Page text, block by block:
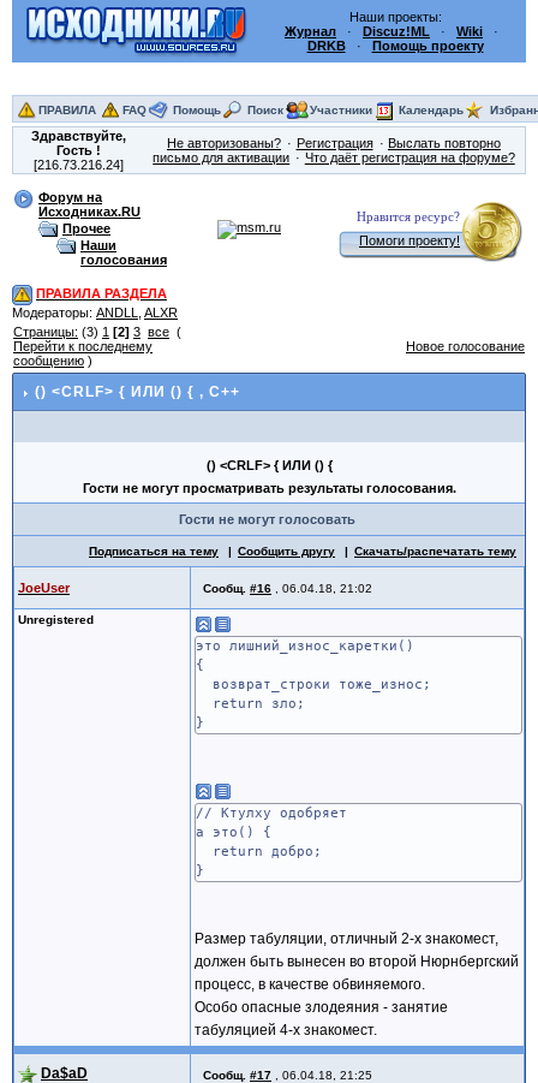
Наши проекты:
Журнал · Discuz!ML · Wiki ·
DRKB· Помощь проекту
ПРАВИЛА FAQ Помощь Поиск Участники Календарь
Здравствуйте,
Гость!
[216.73.216.24]
Не авторизованы? Регистрация
Выслать повторно
письмо для активации
Что даёт регистрация на форуме?
Форум на
Исходниках.RU
Прочее
Наши
голосования
Нравится ресурс?
Помоги проекту!
ПРАВИЛА РАЗДЕЛА
Модераторы: ANDLL
ALXR
Страницы: (3) 1 [2] 3 все (
Перейти к последнему
сообщению )
Новое голосование
() <CRLF> { ИЛИ () { , C++
() <CRLF> { ИЛИ () {
Гости не могут просматривать результаты голосования.
Гости не могут голосовать
Подписаться на тему Сообщить другу Скачать/распечатать тему
JoeUser Сообщ. #16 06.04.18, 21:02
Unregistered
это лишний_износ_каретки()
{
возврат_строки тоже_износ;
return зло;
}
// Ктулху одобряет
а это() {
return добро;
}
Размер табуляции, отличный 2-х знакомест,
должен быть вынесен во второй Нюрнбергский
процесс, в качестве обвиняемого.
Особо опасные злодеяния - занятие
табуляцией 4-х знакомест.
Da$aD Сообщ. #17 06.04.18, 21:25